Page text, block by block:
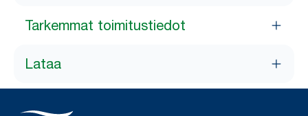
Tarkemmat toimitustiedot
Lataa